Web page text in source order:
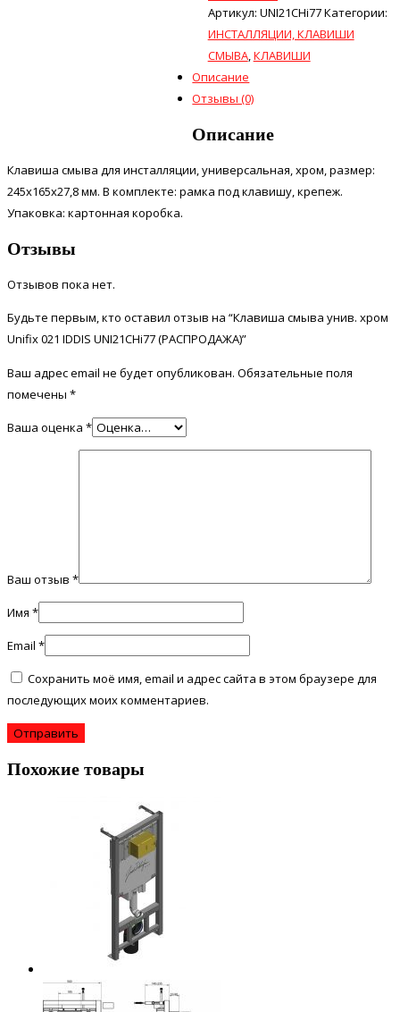
Артикул: UNI21CHi77Категории:
ИНСТАЛЛЯЦИИ, КЛАВИШИ
СМЫВА,КЛАВИШИ
Описание
Отзывы (0)
Описание
Клавиша смыва для инсталляции, универсальная, хром, размер:
245x165x27,8 мм. В комплекте: рамка под клавишу, крепеж.
Упаковка: картонная коробка.
Отзывы
Отзывов пока нет.
Будьте первым, кто оставил отзыв на “Клавиша смыва унив. хром
Unifix 021 IDDIS UNI21CHi77 (РАСПРОДАЖА)”
Ваш адрес email не будет опубликован. Обязательные поля
помечены *
Ваша оценка *
Ваш отзыв *
Имя *
Email *
Сохранить моё имя, email и адрес сайта в этом браузере для
последующих моих комментариев.
Похожие товары